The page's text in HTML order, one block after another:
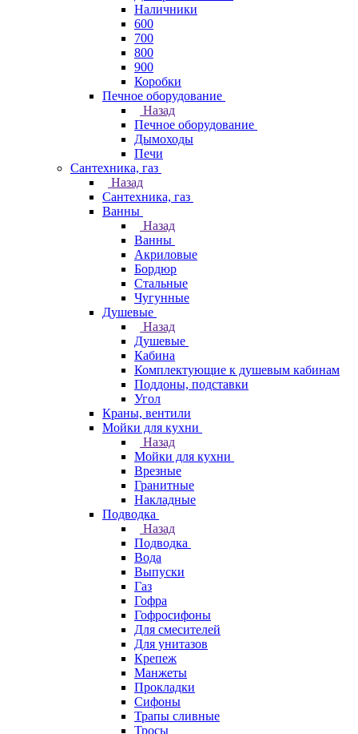
Наличники
600
700
800
900
Коробки
Печное оборудование
Назад
Печное оборудование
Дымоходы
Печи
Сантехника, газ
Назад
Сантехника, газ
Ванны
Назад
Ванны
Акриловые
Бордюр
Стальные
Чугунные
Душевые
Назад
Душевые
Кабина
Комплектующие к душевым кабинам
Поддоны, подставки
Угол
Краны, вентили
Мойки для кухни
Назад
Мойки для кухни
Врезные
Гранитные
Накладные
Подводка
Назад
Подводка
Вода
Выпуски
Газ
Гофра
Гофросифоны
Для смесителей
Для унитазов
Крепеж
Манжеты
Прокладки
Сифоны
Трапы сливные
Тросы